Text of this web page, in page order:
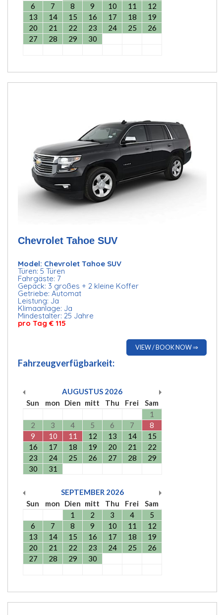
6
7 8 9 10 11
12
13
14 15 16 17 18
19
20
21 22 23 24 25
26
27
28 29 30
Chevrolet Tahoe SUV
Model: Chevrolet Tahoe SUV
Türen: 5 Türen
Fahrgäste: 7
Gepäck: 3 großes + 2 kleine Koffer
Getriebe: Automat
Leistung: Ja
Klimaanlage: Ja
Mindestalter: 25 Jahre
pro Tag € 115
VIEW / BOOK NOW ⇒
Fahrzeugverfügbarkeit:
AUGUSTUS 2026
Sun
mon Dien mitt Thu Frei
Sam
1
2
3 4 5 6 7
8
9
10 11 12 13 14
15
16
17 18 19 20 21
22
23
24 25 26 27 28
29
30
31
SEPTEMBER 2026
Sun
mon Dien mitt Thu Frei
Sam
1
2 3 4
5
6
7 8 9 10 11
12
13
14 15 16 17 18
19
20
21 22 23 24 25
26
27
28 29 30